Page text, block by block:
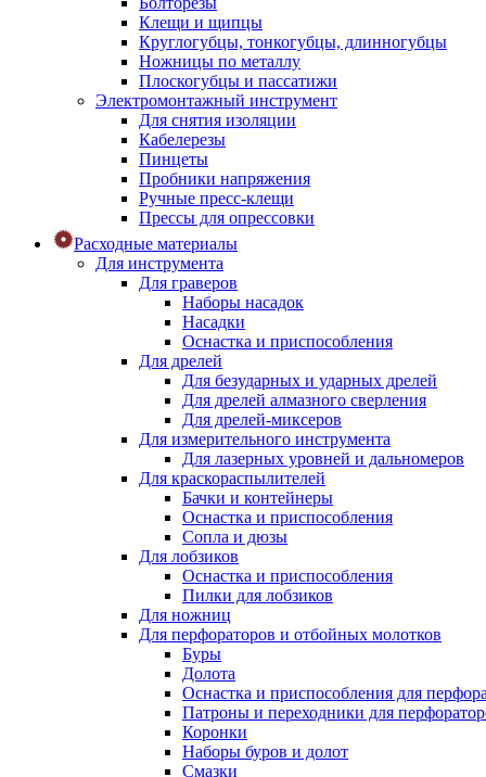
Клещи и щипцы
Круглогубцы, тонкогубцы, длинногубцы
Ножницы по металлу
Плоскогубцы и пассатижи
Электромонтажный инструмент
Для снятия изоляции
Кабелерезы
Пинцеты
Пробники напряжения
Ручные пресс-клещи
Прессы для опрессовки
Расходные материалы
Для инструмента
Для граверов
Наборы насадок
Насадки
Оснастка и приспособления
Для дрелей
Для безударных и ударных дрелей
Для дрелей алмазного сверления
Для дрелей-миксеров
Для измерительного инструмента
Для лазерных уровней и дальномеров
Для краскораспылителей
Бачки и контейнеры
Оснастка и приспособления
Сопла и дюзы
Для лобзиков
Оснастка и приспособления
Пилки для лобзиков
Для ножниц
Для перфораторов и отбойных молотков
Буры
Долота
Оснастка и приспособления для
Патроны и переходники для
Коронки
Наборы буров и долот
Смазки